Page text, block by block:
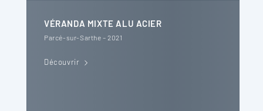
VÉRANDA MIXTE ALU ACIER
Parcé-sur-Sarthe – 2021
Découvrir